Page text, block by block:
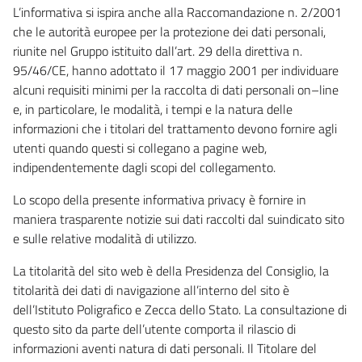
L’informativa si ispira anche alla Raccomandazione n. 2/2001
che le autorità europee per la protezione dei dati personali,
riunite nel Gruppo istituito dall’art. 29 della direttiva n.
95/46/CE, hanno adottato il 17 maggio 2001 per individuare
alcuni requisiti minimi per la raccolta di dati personali on–line
e, in particolare, le modalità, i tempi e la natura delle
informazioni che i titolari del trattamento devono fornire agli
utenti quando questi si collegano a pagine web,
indipendentemente dagli scopi del collegamento.
Lo scopo della presente informativa privacy è fornire in
maniera trasparente notizie sui dati raccolti dal suindicato sito
e sulle relative modalità di utilizzo.
La titolarità del sito web è della Presidenza del Consiglio, la
titolarità dei dati di navigazione all’interno del sito è
dell’Istituto Poligrafico e Zecca dello Stato. La consultazione di
questo sito da parte dell’utente comporta il rilascio di
informazioni aventi natura di dati personali. Il Titolare del